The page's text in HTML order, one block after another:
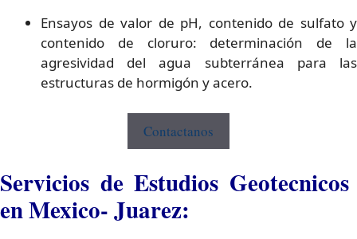
Ensayos de valor de pH, contenido de sulfato y
contenido de cloruro: determinación de la
agresividad del agua subterránea para las
estructuras de hormigón y acero.
Contactanos
Servicios de Estudios Geotecnicos
en Mexico- Juarez: